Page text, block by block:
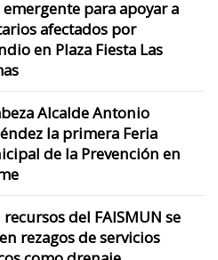
para apoyar a
afectados por
en Plaza Fiesta Las
Alcalde Antonio
la primera Feria
de la Prevención en
recursos del FAISMUN se
rezagos de servicios